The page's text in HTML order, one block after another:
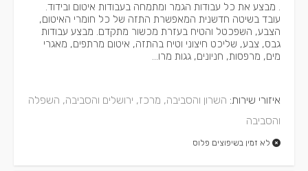
. מבצע את כל עבודות הגמר ומתמחה בעבודות איטום ובידוד.
עובד בשיטה חדשנית המאפשרת התזה של כל חומרי האיטום,
הצבע, השפכטל והטיח בעזרת מכשור מתקדם. מבצע עבודות
גבס, צבע, שליכט חיצוני וטיח בהתזה, איטום מרתפים, מאגרי
מים, מרפסות, חניונים, גגות מרו...
איזורי שירות: השרון והסביבה, מרכז, ירושלים והסביבה, השפלה
והסביבה
לא זמין בשיפוצים פלוס